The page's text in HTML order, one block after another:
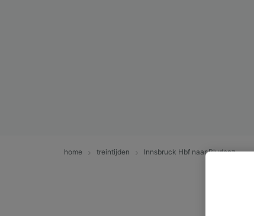
home treintijden Innsbruck Hbf naar Bludenz